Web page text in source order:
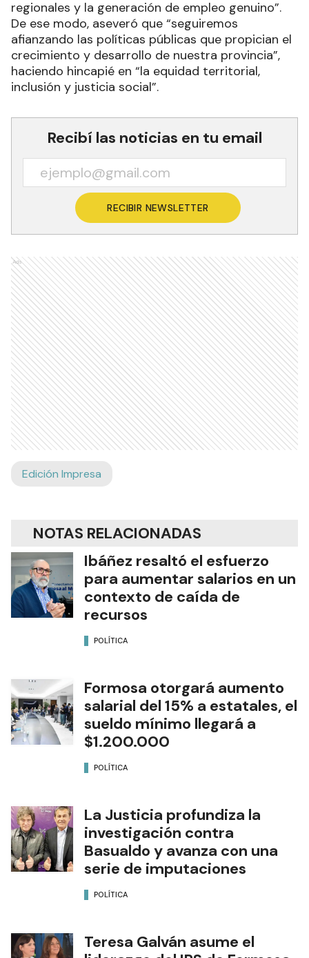
regionales y la generación de empleo genuino”.
De ese modo, aseveró que “seguiremos
afianzando las políticas públicas que propician el
crecimiento y desarrollo de nuestra provincia”,
haciendo hincapié en “la equidad territorial,
inclusión y justicia social”.
Recibí las noticias en tu email
RECIBIR NEWSLETTER
Ads
Edición Impresa
NOTAS RELACIONADAS
Ibáñez resaltó el esfuerzo
para aumentar salarios en un
contexto de caída de
recursos
POLÍTICA
Formosa otorgará aumento
salarial del 15% a estatales, el
sueldo mínimo llegará a
$1.200.000
POLÍTICA
La Justicia profundiza la
investigación contra
Basualdo y avanza con una
serie de imputaciones
POLÍTICA
Teresa Galván asume el